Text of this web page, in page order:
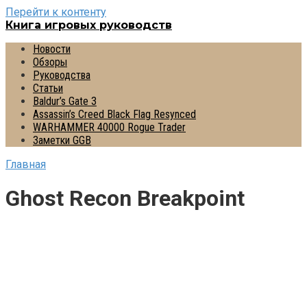
Перейти к контенту
Книга игровых руководств
Новости
Обзоры
Руководства
Статьи
Baldur’s Gate 3
Assassin’s Creed Black Flag Resynced
WARHAMMER 40000 Rogue Trader
Заметки GGB
Главная
Ghost Recon Breakpoint